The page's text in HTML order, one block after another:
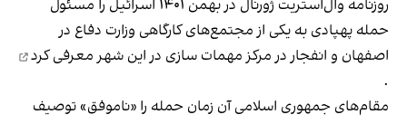
روزنامه وال‌استریت ژورنال در بهمن ۱۴۰۱ اسرائیل را مسئول
حمله پهپادی به یکی از مجتمع‌های کارگاهی وزارت دفاع در
اصفهان و انفجار در مرکز مهمات سازی در این شهرمعرفی کرد
.
مقام‌های جمهوری اسلامی آن زمان حمله را «ناموفق» توصیف